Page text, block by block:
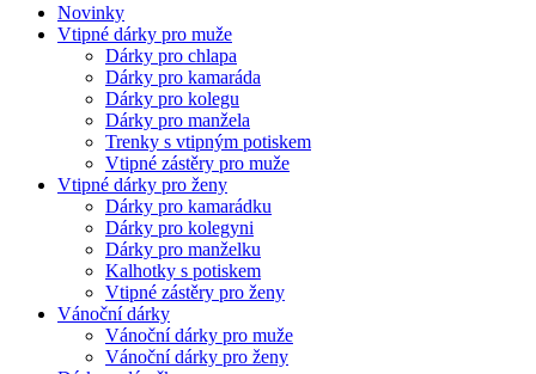
Novinky
Vtipné dárky pro muže
Dárky pro chlapa
Dárky pro kamaráda
Dárky pro kolegu
Dárky pro manžela
Trenky s vtipným potiskem
Vtipné zástěry pro muže
Vtipné dárky pro ženy
Dárky pro kamarádku
Dárky pro kolegyni
Dárky pro manželku
Kalhotky s potiskem
Vtipné zástěry pro ženy
Vánoční dárky
Vánoční dárky pro muže
Vánoční dárky pro ženy